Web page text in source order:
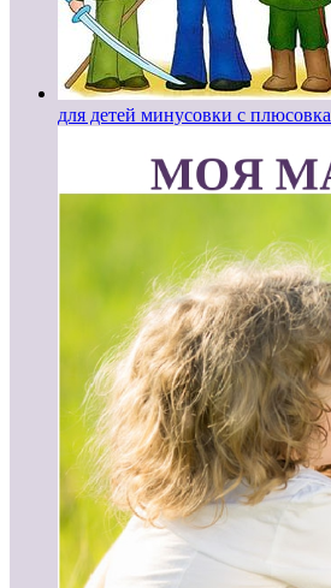
для детей минусовки с